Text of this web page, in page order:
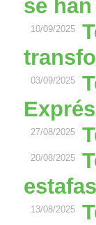
se
10/09/2025
03/09/2025
Exprés
27/08/2025
20/08/2025
13/08/2025